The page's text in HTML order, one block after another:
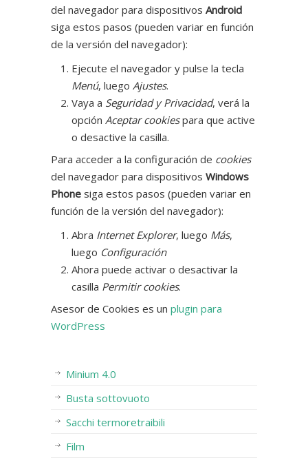
del navegador para dispositivos Android
siga estos pasos (pueden variar en función
de la versión del navegador):
Ejecute el navegador y pulse la tecla
Menú, luego Ajustes.
Vaya a Seguridad y Privacidad, verá la
opción Aceptar cookiespara que active
o desactive la casilla.
Para acceder a la configuración de cookies
del navegador para dispositivos Windows
Phone siga estos pasos (pueden variar en
función de la versión del navegador):
Abra Internet Explorer, luego Más,
luego Configuración
Ahora puede activar o desactivar la
casilla Permitir cookies.
Asesor de Cookies es un plugin para
WordPress
Minium 4.0
Busta sottovuoto
Sacchi termoretraibili
Film